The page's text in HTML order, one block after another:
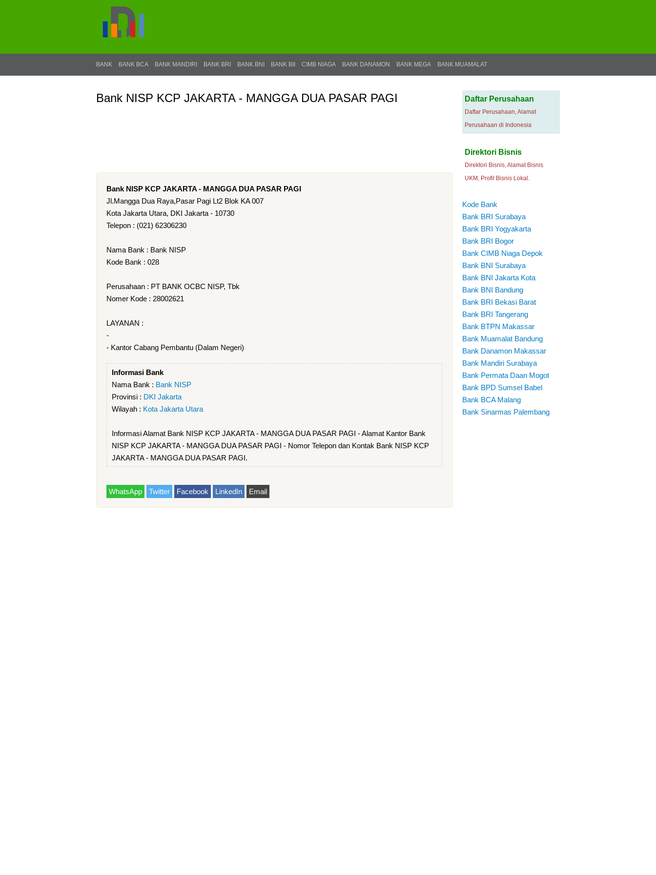
BANK BANK BCA BANK MANDIRI BANK BRI BANK BNI BANK BII CIMB NIAGA BANK DANAMON BANK MEGA BANK MUAMALAT
Bank NISP KCP JAKARTA - MANGGA DUA PASAR PAGI
Bank NISP KCP JAKARTA - MANGGA DUA PASAR PAGI
Jl.Mangga Dua Raya,Pasar Pagi Lt2 Blok KA 007
Kota Jakarta Utara, DKI Jakarta - 10730
Telepon : (021) 62306230
Nama Bank : Bank NISP
Kode Bank : 028
Perusahaan : PT BANK OCBC NISP, Tbk
Nomer Kode : 28002621
LAYANAN :
-
- Kantor Cabang Pembantu (Dalam Negeri)
Informasi Bank
Nama Bank : Bank NISP
Provinsi : DKI Jakarta
Wilayah : Kota Jakarta Utara
Informasi Alamat Bank NISP KCP JAKARTA - MANGGA DUA PASAR PAGI - Alamat Kantor Bank
NISP KCP JAKARTA - MANGGA DUA PASAR PAGI - Nomor Telepon dan Kontak Bank NISP KCP
JAKARTA - MANGGA DUA PASAR PAGI.
WhatsApp Twitter Facebook LinkedIn Email
Daftar Perusahaan
Daftar Perusahaan, Alamat
Perusahaan di Indonesia
Direktori Bisnis
Direktori Bisnis, Alamat Bisnis
UKM, Profil Bisnis Lokal.
Kode Bank
Bank BRI Surabaya
Bank BRI Yogyakarta
Bank BRI Bogor
Bank CIMB Niaga Depok
Bank BNI Surabaya
Bank BNI Jakarta Kota
Bank BNI Bandung
Bank BRI Bekasi Barat
Bank BRI Tangerang
Bank BTPN Makassar
Bank Muamalat Bandung
Bank Danamon Makassar
Bank Mandiri Surabaya
Bank Permata Daan Mogot
Bank BPD Sumsel Babel
Bank BCA Malang
Bank Sinarmas Palembang